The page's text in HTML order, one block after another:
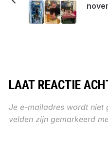
LAAT REACTIE
Je e-mailadres wordt niet
velden zijn gemarkeerd